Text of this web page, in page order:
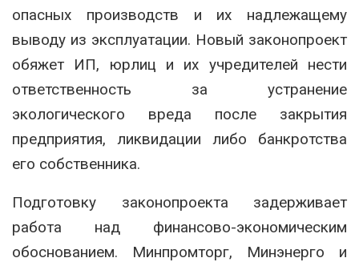
опасных производств и их надлежащему
выводу из эксплуатации. Новый законопроект
обяжет ИП, юрлиц и их учредителей нести
ответственность за устранение
экологического вреда после закрытия
предприятия, ликвидации либо банкротства
его собственника.
Подготовку законопроекта задерживает
работа над финансово-экономическим
обоснованием. Минпромторг, Минэнерго и